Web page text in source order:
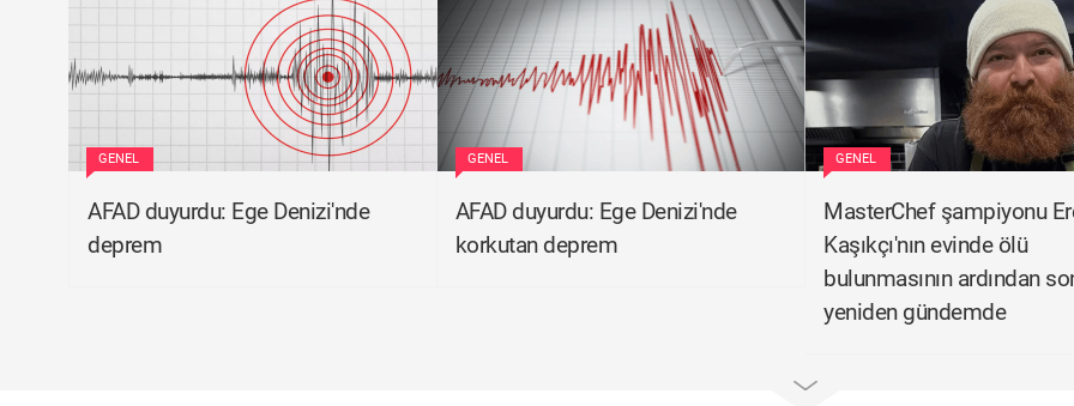
GENEL
AFAD duyurdu: Ege Denizi'nde
deprem
GENEL
AFAD duyurdu: Ege Denizi'nde
korkutan deprem
GENEL
MasterChef şampiyonu
Kaşıkçı'nın evinde ölü
bulunmasının ardından
yeniden gündemde